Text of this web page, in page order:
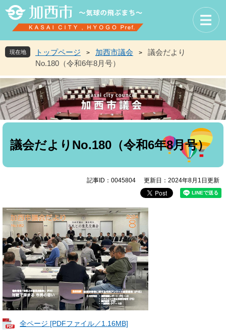
先
頭
す
。
を
飛
し
て
本
文
へ
現在地 トップページ > 加西市議会 >
議会だより
No.180（令和6年8月号）
本
議会だよりNo.180（令和6年8月号）
記事ID：0045804 更新日：2024年8月1日更新
全ページ [PDFファイル／1.16MB]